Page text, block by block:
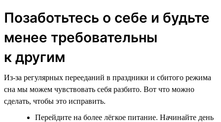
Позаботьтесь о себе и будьте
менее требовательны
к другим
Из-за регулярных перееданий в праздники и сбитого режима
сна мы можем чувствовать себя разбито. Вот что можно
сделать, чтобы это исправить.
Перейдите на более лёгкое питание. Начинайте день